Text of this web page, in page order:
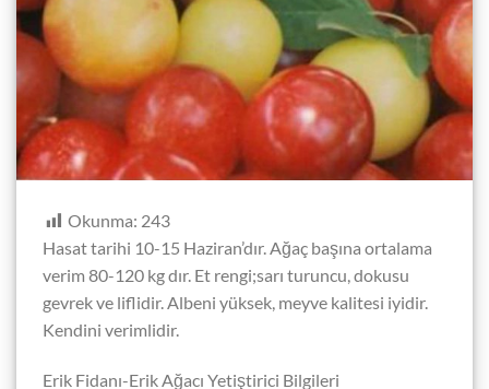
Okunma: 243
Hasat tarihi 10-15 Haziran’dır. Ağaç başına ortalama
verim 80-120 kg dır. Et rengi;sarı turuncu, dokusu
gevrek ve liflidir. Albeni yüksek, meyve kalitesi iyidir.
Kendini verimlidir.
Erik Fidanı-Erik Ağacı Yetiştirici Bilgileri